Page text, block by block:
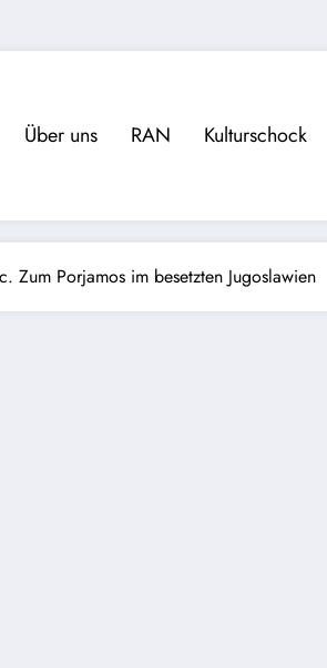
Über uns RAN Kulturschock
Zum Porjamos im besetzten Jugoslawien